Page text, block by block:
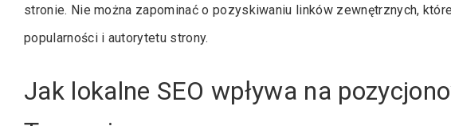
stronie. Nie można zapominać o pozyskiwaniu linków zewnętrznych,
popularności i autorytetu strony.
Jak lokalne SEO wpływa na